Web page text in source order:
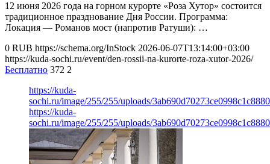
12 июня 2026 года на горном курорте «Роза Хутор» состоится
традиционное празднование Дня России. Программа:
Локация — Романов мост (напротив Ратуши): …
0 RUB https://schema.org/InStock 2026-06-07T13:14:00+03:00
https://kuda-sochi.ru/event/den-rossii-na-kurorte-roza-xutor-2026/
Бесплатно 372 2
https://kuda-
sochi.ru/image/255/255/uploads/
https://kuda-
sochi.ru/image/255/255/uploads/